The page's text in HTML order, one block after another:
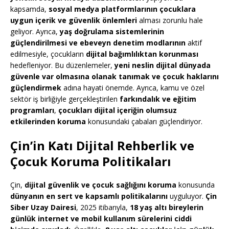
kapsamda, sosyal medya platformlarının çocuklara
uygun içerik ve güvenlik önlemleri alması zorunlu hale
geliyor. Ayrıca,yaş doğrulama sistemlerinin
güçlendirilmesi ve ebeveyn denetim modlarının aktif
edilmesiyle, çocukların dijital bağımlılıktan korunması
hedefleniyor. Bu düzenlemeler,yeni neslin dijital dünyada
güvenle var olmasına olanak tanımak ve çocuk haklarını
güçlendirmek adına hayati önemde. Ayrıca, kamu ve özel
sektör iş birliğiyle gerçekleştirilen farkındalık ve eğitim
programları, çocukları dijital içeriğin olumsuz
etkilerinden koruma konusundaki çabaları güçlendiriyor.
Çin’in Katı Dijital Rehberlik ve
Çocuk Koruma Politikaları
Çin, dijital güvenlik ve çocuk sağlığını koruma konusunda
dünyanın en sert ve kapsamlı politikalarını uyguluyor. Çin
Siber Uzay Dairesi, 2025 itibarıyla, 18 yaş altı bireylerin
günlük internet ve mobil kullanım sürelerini ciddi